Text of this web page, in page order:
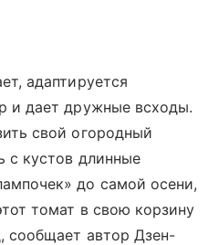
адаптируется
и дает дружные всходы.
свой огородный
с кустов длинные
до самой осени,
томат в свою корзину
сообщает автор Дзен-